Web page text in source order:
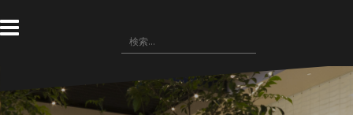
ン
テ
ス
検
索: